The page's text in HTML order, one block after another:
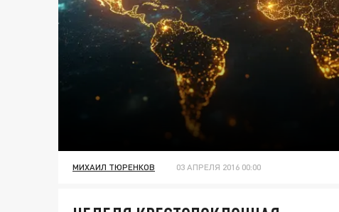
МИХАИЛ ТЮРЕНКОВ 03 АПРЕЛЯ 2016 00:00